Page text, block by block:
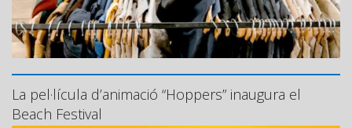
La pel·lícula d’animació “Hoppers” inaugura el
Beach Festival